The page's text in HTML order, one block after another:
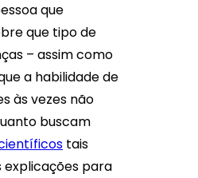
que
que tipo de
– assim como
a habilidade de
às vezes não
buscam
tais
explicações para